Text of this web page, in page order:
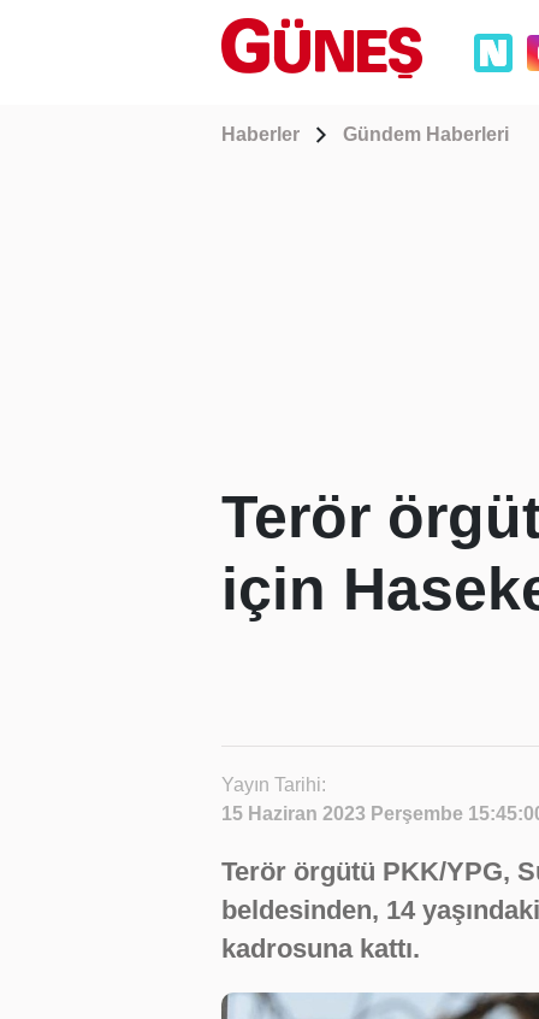
Haberler Gündem Haberleri
Terör
için
Yayın Tarihi:
15 Haziran 2023 Perşembe
Terör örgütü PKK/YPG,
beldesinden, 14
kadrosuna kattı.